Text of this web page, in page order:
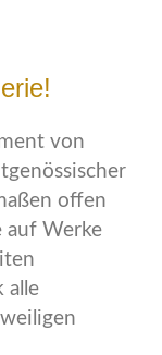
von
offen
auf Werke
alle